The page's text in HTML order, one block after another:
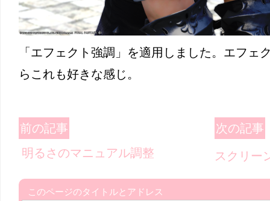
「エフェクト強調」を適用しました。エフェ
らこれも好きな感じ。
前の記事
明るさのマニュアル調整
次の記事
スクリー
このページのタイトルとアドレス